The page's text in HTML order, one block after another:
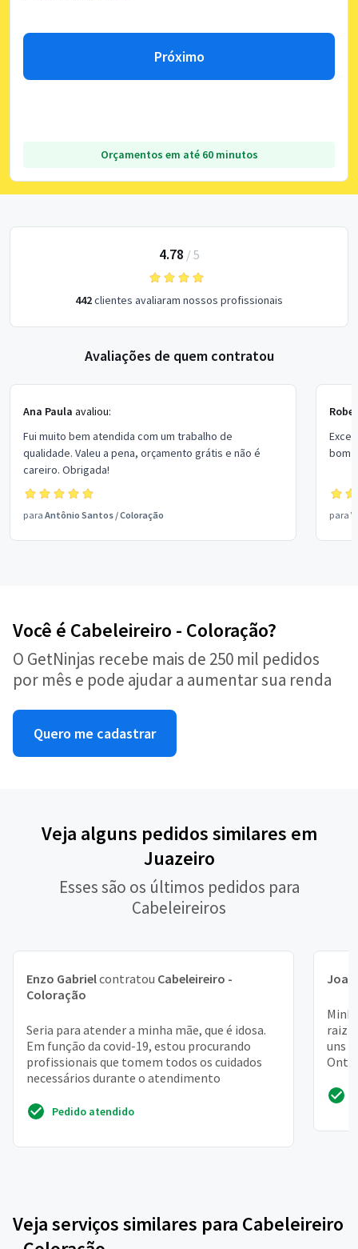
Próximo
Orçamentos em até 60 minutos
4.78 / 5
442clientes avaliaram nossos profissionais
Avaliações de quem contratou
Ana Paula avaliou:
Fui muito bem atendida com um trabalho de
qualidade. Valeu a pena, orçamento grátis e não é
careiro. Obrigada!
para Antônio Santos /Coloração
bom
para
Você é Cabeleireiro - Coloração?
O GetNinjas recebe mais de 250 mil pedidos
por mês e pode ajudar a aumentar sua renda
Quero me cadastrar
Veja alguns pedidos similares em
Juazeiro
Esses são os últimos pedidos para
Cabeleireiros
Enzo Gabrielcontratou Cabeleireiro -
Coloração
Seria para atender a minha mãe, que é idosa.
Em função da covid-19, estou procurando
profissionais que tomem todos os cuidados
necessários durante o atendimento
Pedido atendido
raiz
uns
Veja serviços similares para Cabeleireiro